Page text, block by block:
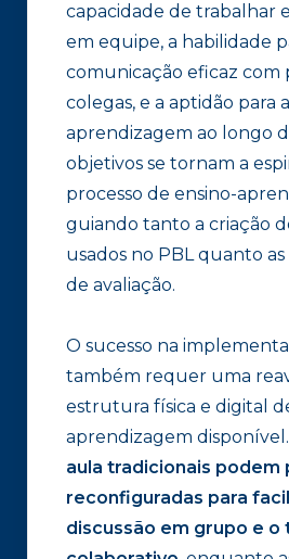
capacidade de trabalhar
em equipe, a habilidade
comunicação eficaz com
colegas, e a aptidão para a
aprendizagem ao longo
objetivos se tornam a
processo de ensino-
guiando tanto a criação
usados no PBL quanto
de avaliação.
O sucesso na
também requer uma
estrutura física e digital
aprendizagem disponível.
aula tradicionais podem
reconfiguradas para
discussão em grupo e o